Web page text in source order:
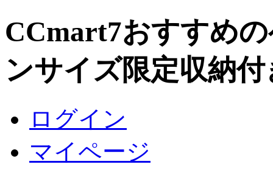
CCmart7おすすめ
ンサイズ限定収納
ログイン
マイページ